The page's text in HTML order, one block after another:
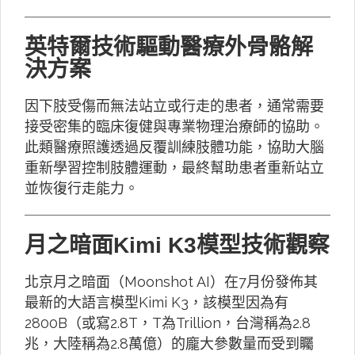
英特爾技術驅動醫療外骨骼解
決方案
因下肢受傷而無法站立或行走的患者，通常需要
接受密集的臨床復健與專業物理治療師的協助。
此類醫療照護透過反覆訓練肢體功能，協助大腦
重新學習控制肢體運動，最終幫助患者重新站立
並恢復行走能力。
月之暗面Kimi K3模型技術觀察
北京月之暗面（Moonshot AI）在7月份發佈其
最新的大語言模型Kimi K3，該模型因為有
2800B（或寫2.8T，T為Trillion，台灣稱為2.8
兆，大陸稱為2.8萬億）的龐大參數量而受到矚